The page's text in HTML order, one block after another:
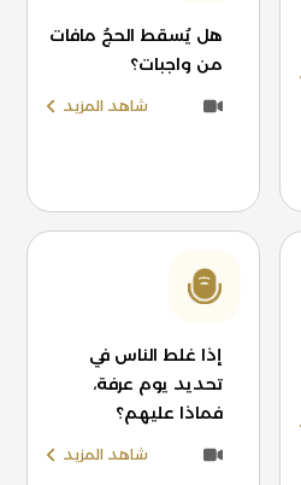
هل يُسقط الحجُ مافات
من واجبات؟
شاهد المزيد
إذا غلط الناس في
تحديد يوم عرفة،
فماذا عليهم؟
شاهد المزيد